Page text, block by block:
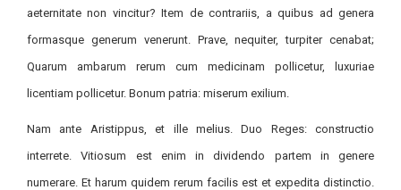
aeternitate non vincitur? Item de contrariis, a quibus ad genera
formasque generum venerunt. Prave, nequiter, turpiter cenabat;
Quarum ambarum rerum cum medicinam pollicetur, luxuriae
licentiam pollicetur. Bonum patria: miserum exilium.
Nam ante Aristippus, et ille melius. Duo Reges: constructio
interrete. Vitiosum est enim in dividendo partem in genere
numerare. Et harum quidem rerum facilis est et expedita distinctio.